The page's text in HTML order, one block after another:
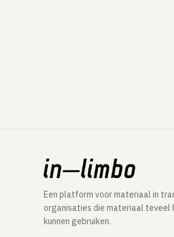
Een platform voor materiaal in
organisaties die materiaal teveel
kunnen gebruiken.